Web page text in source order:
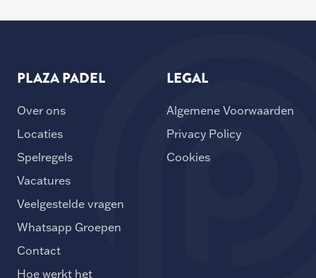
PLAZA PADEL
Over ons
Locaties
Spelregels
Vacatures
Veelgestelde vragen
Whatsapp Groepen
Contact
Hoe werkt het
LEGAL
Algemene Voorwaarden
Privacy Policy
Cookies